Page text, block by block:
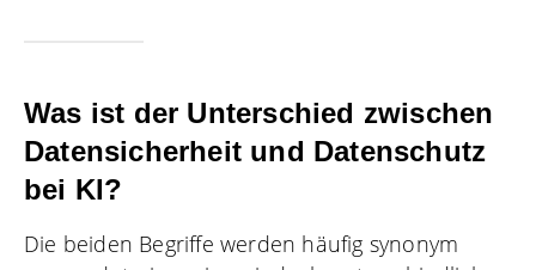
Was ist der Unterschied zwischen
Datensicherheit und Datenschutz
bei KI?
Die beiden Begriffe werden häufig synonym